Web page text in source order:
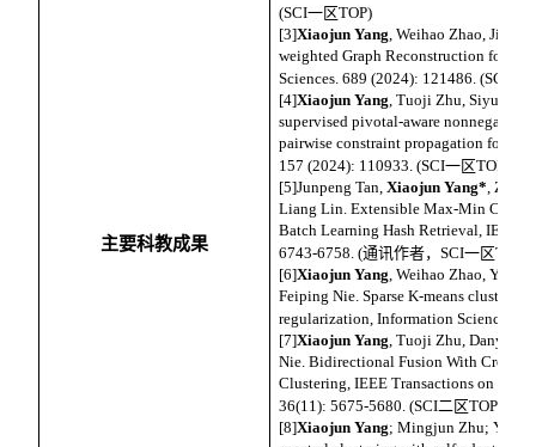
主要科教成果
(SCI一区TOP)
[3]Xiaojun Yang , Weihao Zhao, Jing
weighted Graph Reconstruction for
Sciences. 689 (2024): 121486. (SCI
[4]Xiaojun Yang , Tuoji Zhu, Siyuan
supervised pivotal-aware
pairwise constraint propagation for
157 (2024): 110933. (SCI一区TOP)
[5]Junpeng Tan, Xiaojun Yang* ,
Liang Lin. Extensible Max-Min
Batch Learning Hash Retrieval, IEEE
6743-6758. (通讯作者，SCI一区TOP)
[6]Xiaojun Yang , Weihao Zhao,
Feiping Nie. Sparse K-means
regularization, Information Science,
[7]Xiaojun Yang , Tuoji Zhu,
Nie. Bidirectional Fusion With Cross-
Clustering, IEEE Transactions on
36(11): 5675-5680. (SCI二区TOP)
[8]Xiaojun Yang; Mingjun Zhu;